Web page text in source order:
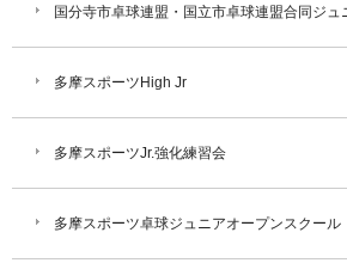
国分寺市卓球連盟・国立市卓球連盟合同ジュ
多摩スポーツHigh Jr
多摩スポーツJr.強化練習会
多摩スポーツ卓球ジュニアオープンスクール